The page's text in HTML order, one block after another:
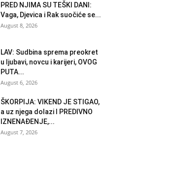
PRED NJIMA SU TEŠKI DANI:
Vaga, Djevica i Rak suočiće se...
August 8, 2026
LAV: Sudbina sprema preokret
u ljubavi, novcu i karijeri, OVOG
PUTA...
August 6, 2026
ŠKORPIJA: VIKEND JE STIGAO,
a uz njega dolazi I PREDIVNO
IZNENAĐENJE,...
August 7, 2026